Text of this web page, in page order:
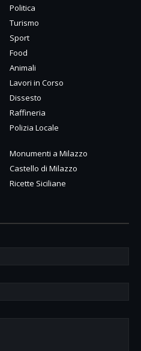
Politica
Turismo
Sport
Food
Animali
Lavori in Corso
Dissesto
Raffineria
Polizia Locale
Monumenti a Milazzo
Castello di Milazzo
Ricette Siciliane